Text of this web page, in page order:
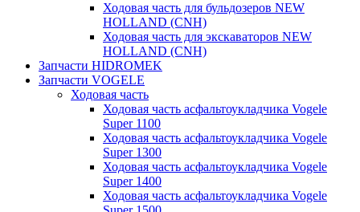
Ходовая часть для бульдозеров NEW
HOLLAND (CNH)
Ходовая часть для экскаваторов NEW
HOLLAND (CNH)
Запчасти HIDROMEK
Запчасти VOGELE
Ходовая часть
Ходовая часть асфальтоукладчика Vogele
Super 1100
Ходовая часть асфальтоукладчика Vogele
Super 1300
Ходовая часть асфальтоукладчика Vogele
Super 1400
Ходовая часть асфальтоукладчика Vogele